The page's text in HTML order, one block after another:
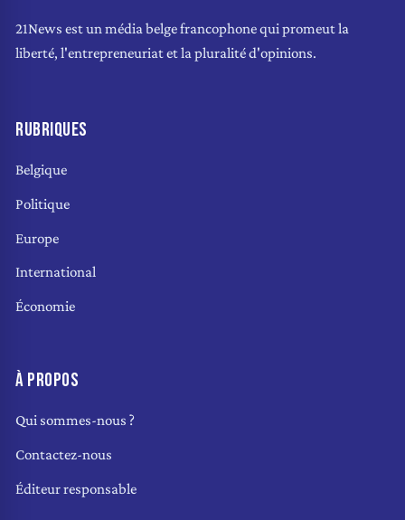
21News est un média belge francophone qui promeut la
liberté, l'entrepreneuriat et la pluralité d'opinions.
RUBRIQUES
Belgique
Politique
Europe
International
Économie
À PROPOS
Qui sommes-nous ?
Contactez-nous
Éditeur responsable